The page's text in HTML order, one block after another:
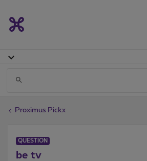
Proximus Pickx
QUESTION
be tv